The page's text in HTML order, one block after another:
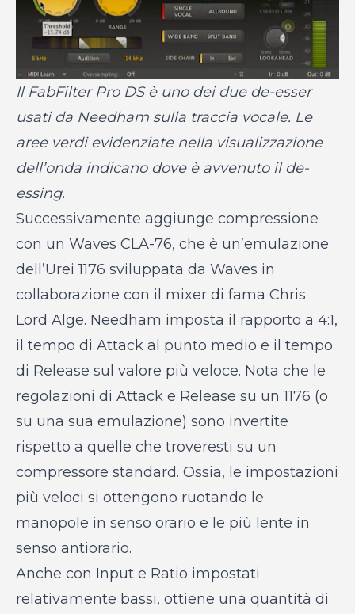
Il FabFilter Pro DS è uno dei due de-esser
usati da Needham sulla traccia vocale. Le
aree verdi evidenziate nella visualizzazione
dell’onda indicano dove è avvenuto il de-
essing.
Successivamente aggiunge compressione
con un Waves CLA-76, che è un’emulazione
dell’Urei 1176 sviluppata da Waves in
collaborazione con il mixer di fama Chris
Lord Alge. Needham imposta il rapporto a 4:1,
il tempo di Attack al punto medio e il tempo
di Release sul valore più veloce. Nota che le
regolazioni di Attack e Release su un 1176 (o
su una sua emulazione) sono invertite
rispetto a quelle che troveresti su un
compressore standard. Ossia, le impostazioni
più veloci si ottengono ruotando le
manopole in senso orario e le più lente in
senso antiorario.
Anche con Input e Ratio impostati
relativamente bassi, ottiene una quantità di